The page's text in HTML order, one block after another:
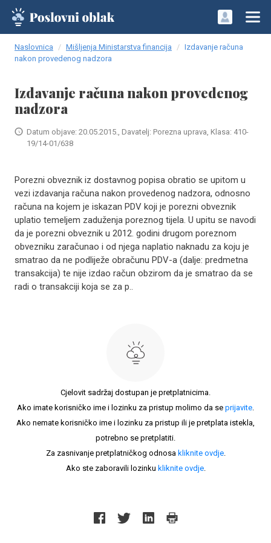
Naslovnica Mišljenja Ministarstva financija
Izdavanje računa
nakon provedenog nadzora
Izdavanje računa nakon provedenog
nadzora
Datum objave: 20.05.2015., Davatelj: Porezna uprava, Klasa: 410-
19/14-01/638
Porezni obveznik iz dostavnog popisa obratio se upitom u
vezi izdavanja računa nakon provedenog nadzora, odnosno
računa na kojem je iskazan PDV koji je porezni obveznik
uplatio temeljem zaduženja poreznog tijela. U upitu se navodi
da je porezni obveznik u 2012. godini drugom poreznom
obvezniku zaračunao i od njega naplatio naknadu za koju je
smatrao da ne podliježe obračunu PDV-a (dalje: predmetna
transakcija) te nije izdao račun obzirom da je smatrao da se
radi o transakciji koja se za p..
Cjelovit sadržaj dostupan je pretplatnicima.
Ako imate korisničko ime i lozinku za pristup molimo da se prijavite.
Ako nemate korisničko ime i lozinku za pristup ili je pretplata istekla,
potrebno se pretplatiti.
Za zasnivanje pretplatničkog odnosa kliknite ovdje.
Ako ste zaboravili lozinku kliknite ovdje.